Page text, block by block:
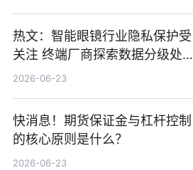
热文：智能眼镜行业隐私保护受
关注 终端厂商探索数据分级处理
等方案
2026-06-23
快消息！期货保证金与杠杆控制
的核心原则是什么？
2026-06-23